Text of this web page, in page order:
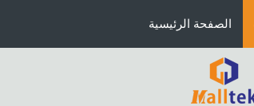
الصفحة الرئيسية